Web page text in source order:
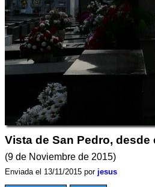
Vista de San Pedro, desde
(9 de Noviembre de 2015)
Enviada el 13/11/2015 por jesus